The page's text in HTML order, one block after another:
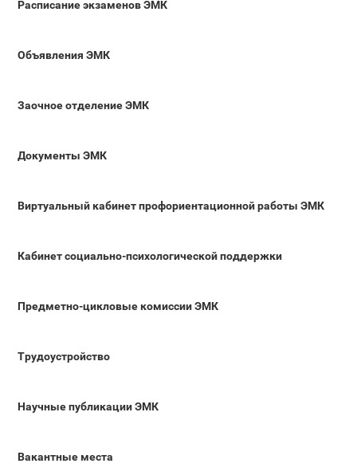
Расписание экзаменов ЭМК
Объявления ЭМК
Заочное отделение ЭМК
Документы ЭМК
Виртуальный кабинет профориентационной работы ЭМК
Кабинет социально-психологической поддержки
Предметно-цикловые комиссии ЭМК
Трудоустройство
Научные публикации ЭМК
Вакантные места